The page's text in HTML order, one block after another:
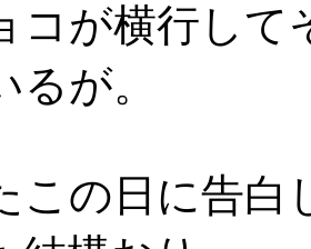
コが横行して
るが。
この日に告白